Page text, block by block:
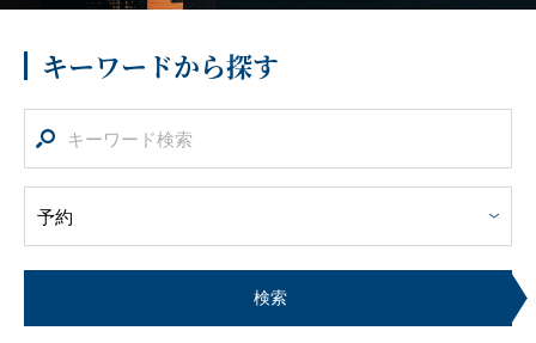
船内へようこそ
客船のご案内
キーワードから探す
検索